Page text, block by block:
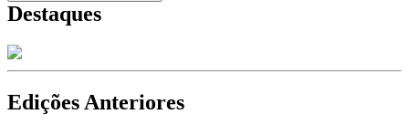
Destaques
Edições Anteriores